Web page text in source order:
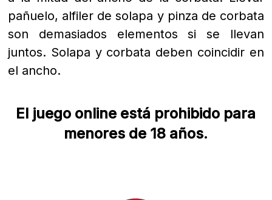
pañuelo, alfiler de solapa y pinza de corbata
son demasiados elementos si se llevan
juntos. Solapa y corbata deben coincidir en
el ancho.
El juego online está prohibido para
menores de 18 años.